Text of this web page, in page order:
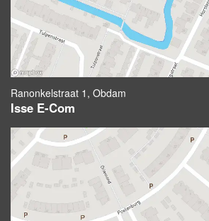
Ranonkelstraat 1, Obdam
Isse E-Com